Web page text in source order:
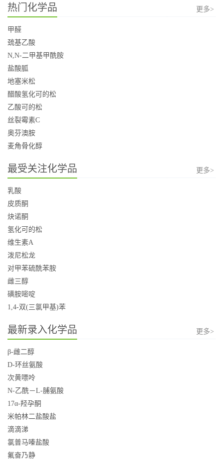
热门化学品 更多>
甲醛
巯基乙酸
N,N-二甲基甲酰胺
盐酸胍
地塞米松
醋酸氢化可的松
乙酸可的松
丝裂霉素C
奥芬澳胺
麦角骨化醇
最受关注化学品 更多>
乳酸
皮质酮
炔诺酮
氢化可的松
维生素A
泼尼松龙
对甲苯硫酰苯胺
雌三醇
磺胺嘧啶
1,4-双(三氯甲基)苯
最新录入化学品 更多>
β-雌二醇
D-环丝氨酸
次黄嘌呤
N-乙酰－L-脯氨酸
17α-羟孕酮
米帕林二盐酸盐
滴滴涕
氯普马嗪盐酸
氟奋乃静